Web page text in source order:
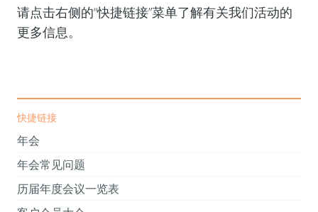
请点击右侧的“快捷链接”菜单了解有关我们活动的
更多信息。
快捷链接
年会
年会常见问题
历届年度会议一览表